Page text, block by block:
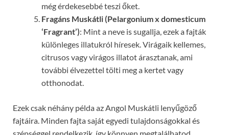
még érdekesebbé teszi őket.
Fragáns Muskátli (Pelargonium x domesticum
‘Fragrant’): Mint a neve is sugallja, ezek a fajták
különleges illatukról híresek. Virágaik kellemes,
citrusos vagy virágos illatot árasztanak, ami
további élvezettel tölti meg a kertet vagy
otthonodat.
Ezek csak néhány példa az Angol Muskátli lenyűgöző
fajtáira. Minden fajta saját egyedi tulajdonságokkal és